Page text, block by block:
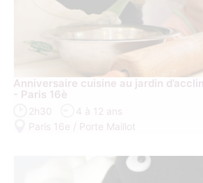
Anniversaire cuisine au jardin
- Paris 16è
2h30
4 à 12 ans
Paris 16e / Porte Maillot